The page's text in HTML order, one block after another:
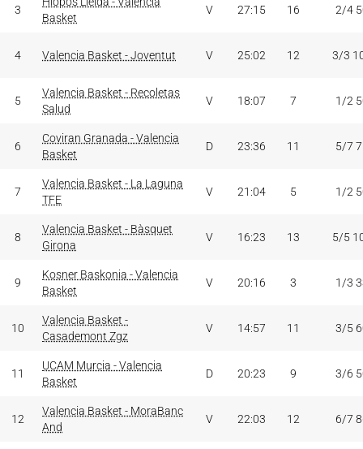
3
Basket
V 27:15 16 2/4
4 Valencia Basket - Joventut V 25:02 12 3/3
5
Valencia Basket - Recoletas
Salud
V 18:07 7 1/2
6
Coviran Granada - Valencia
Basket
D 23:36 11 5/7
7
Valencia Basket - La Laguna
TFE
V 21:04 5 1/2
8
Valencia Basket - Bàsquet
Girona
V 16:23 13 5/5
9
Kosner Baskonia - Valencia
Basket
V 20:16 3 1/3
10
Valencia Basket -
Casademont Zgz
V 14:57 11 3/5
11
UCAM Murcia - Valencia
Basket
D 20:23 9 3/6
12
Valencia Basket - MoraBanc
And
V 22:03 12 6/7